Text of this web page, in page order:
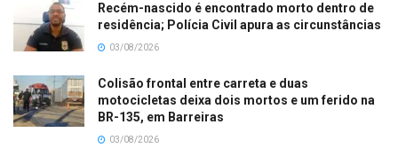
Recém-nascido é encontrado morto dentro de
residência; Polícia Civil apura as circunstâncias
03/08/2026
Colisão frontal entre carreta e duas
motocicletas deixa dois mortos e um ferido na
BR-135, em Barreiras
03/08/2026